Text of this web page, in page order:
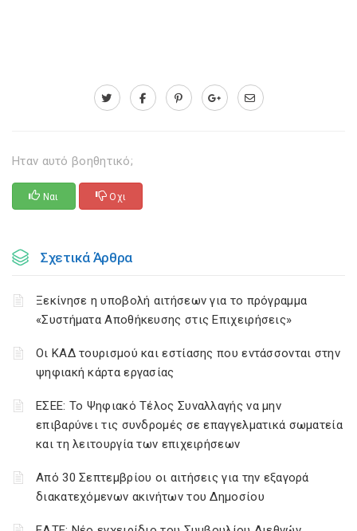
Ηταν αυτό βοηθητικό;
Ναι Οχι
Σχετικά Άρθρα
Ξεκίνησε η υποβολή αιτήσεων για το πρόγραμμα
«Συστήματα Αποθήκευσης στις Επιχειρήσεις»
Οι ΚΑΔ τουρισμού και εστίασης που εντάσσονται στην
ψηφιακή κάρτα εργασίας
ΕΣΕΕ: Το Ψηφιακό Τέλος Συναλλαγής να μην
επιβαρύνει τις συνδρομές σε επαγγελματικά σωματεία
και τη λειτουργία των επιχειρήσεων
Από 30 Σεπτεμβρίου οι αιτήσεις για την εξαγορά
διακατεχόμενων ακινήτων του Δημοσίου